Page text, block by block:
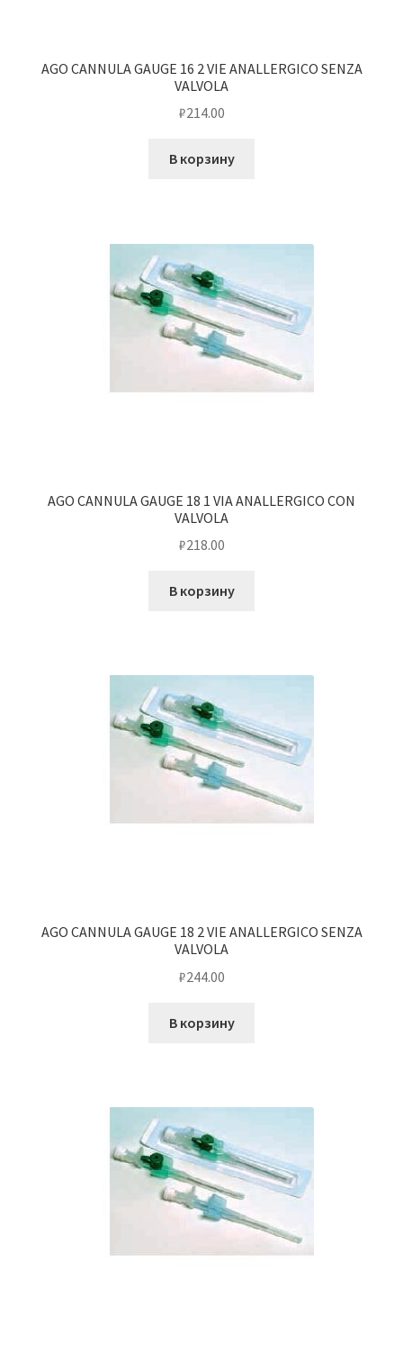
AGO CANNULA GAUGE 16 2 VIE ANALLERGICO SENZA
VALVOLA
₽214.00
В корзину
AGO CANNULA GAUGE 18 1 VIA ANALLERGICO CON
VALVOLA
₽218.00
В корзину
AGO CANNULA GAUGE 18 2 VIE ANALLERGICO SENZA
VALVOLA
₽244.00
В корзину